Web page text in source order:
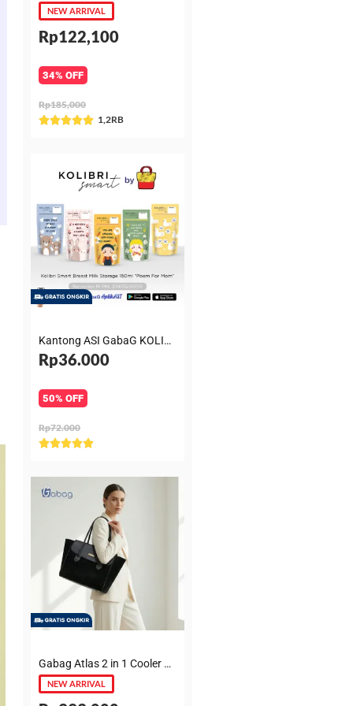
NEW ARRIVAL
Rp122,100
34% OFF
Rp185,000
Rated
of
1,2RB
Kantong ASI GabaG KOLIBRI KASIP 150 ml Poem for Mom
Rp36.000
50% OFF
Rp72.000
Rated
5
Gabag Atlas 2 in 1 Cooler & Diaper Bag Premium Suede – Tas bayi + Thermal pouch 20 Jam, Leakproof, Garansi 6 Bulan
NEW ARRIVAL